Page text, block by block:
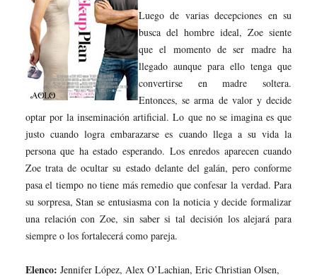
Luego de varias decepciones en su
busca del hombre ideal, Zoe siente
que el momento de ser madre ha
llegado aunque para ello tenga que
convertirse en madre soltera.
Entonces, se arma de valor y decide
optar por la inseminación artificial. Lo que no se imagina es que
justo cuando logra embarazarse es cuando llega a su vida la
persona que ha estado esperando. Los enredos aparecen cuando
Zoe trata de ocultar su estado delante del galán, pero conforme
pasa el tiempo no tiene más remedio que confesar la verdad. Para
su sorpresa, Stan se entusiasma con la noticia y decide formalizar
una relación con Zoe, sin saber si tal decisión los alejará para
siempre o los fortalecerá como pareja.
Elenco: Jennifer López, Alex O’Lachian, Eric Christian Olsen,